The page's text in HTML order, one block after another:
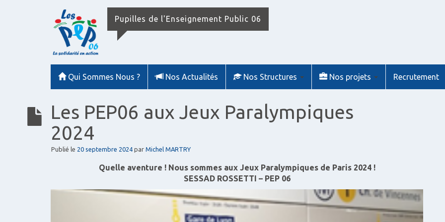
Pupilles de l'Enseignement Public 06
Qui Sommes Nous ? Nos Actualités Nos Structures Nos projets Recrutement
Les PEP06 aux Jeux Paralympiques
2024
Publié le 20 septembre 2024 par Michel MARTRY
Quelle aventure ! Nous sommes aux Jeux Paralympiques de Paris 2024 !
SESSAD ROSSETTI – PEP 06